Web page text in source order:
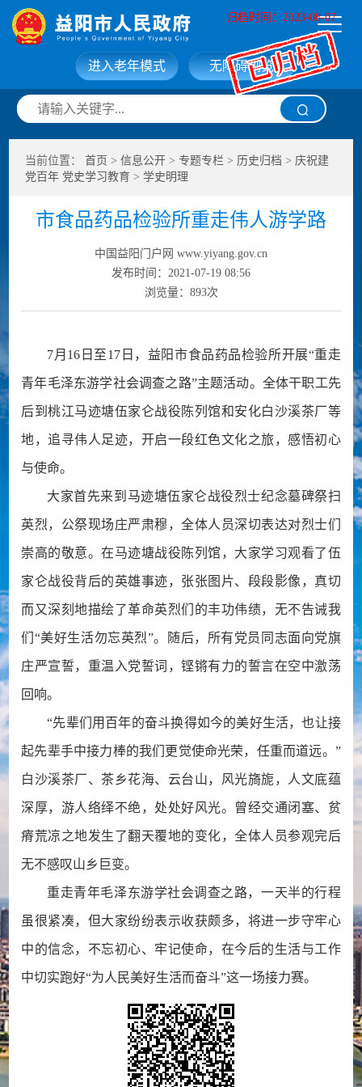
归档时间：2023-08-07
网站首页 走进益阳
信息公开 政务服务
互动交流 政府数据
无障碍浏览
进入老年模式
当前位置：首页 >信息公开 >专题专栏 > 历史归档 > 庆祝建
党百年 党史学习教育 >学史明理
市食品药品检验所重走伟人游学路
中国益阳门户网 www.yiyang.gov.cn
发布时间：2021-07-19 08:56
浏览量： 893次
7月16日至17日，益阳市食品药品检验所开展“重走
青年毛泽东游学社会调查之路”主题活动。全体干职工先
后到桃江马迹塘伍家仑战役陈列馆和安化白沙溪茶厂等
地，追寻伟人足迹，开启一段红色文化之旅，感悟初心
与使命。
大家首先来到马迹塘伍家仑战役烈士纪念墓碑祭扫
英烈，公祭现场庄严肃穆，全体人员深切表达对烈士们
崇高的敬意。在马迹塘战役陈列馆，大家学习观看了伍
家仑战役背后的英雄事迹，张张图片、段段影像，真切
而又深刻地描绘了革命英烈们的丰功伟绩，无不告诫我
们“美好生活勿忘英烈”。随后，所有党员同志面向党旗
庄严宣誓，重温入党誓词，铿锵有力的誓言在空中激荡
回响。
“先辈们用百年的奋斗换得如今的美好生活，也让接
起先辈手中接力棒的我们更觉使命光荣，任重而道远。”
白沙溪茶厂、茶乡花海、云台山，风光旖旎，人文底蕴
深厚，游人络绎不绝，处处好风光。曾经交通闭塞、贫
瘠荒凉之地发生了翻天覆地的变化，全体人员参观完后
无不感叹山乡巨变。
重走青年毛泽东游学社会调查之路，一天半的行程
虽很紧凑，但大家纷纷表示收获颇多，将进一步守牢心
中的信念，不忘初心、牢记使命，在今后的生活与工作
中切实跑好“为人民美好生活而奋斗”这一场接力赛。